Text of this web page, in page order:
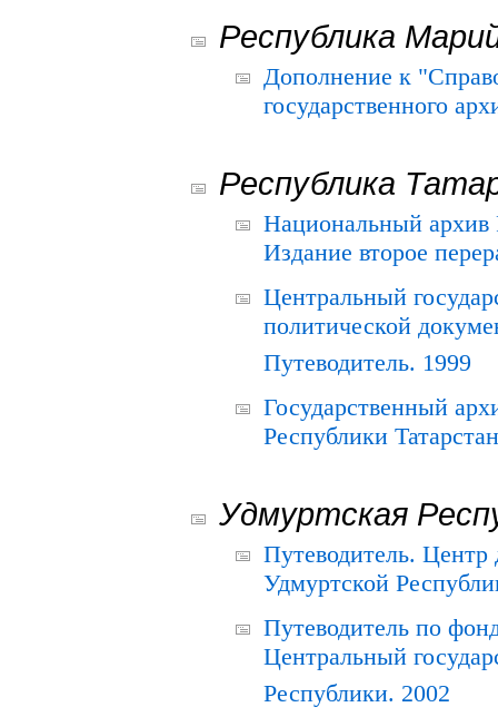
Республика
Дополнение к
государственного
Республика
Национальный архив
Издание второе
Центральный
политической
Путеводитель. 1999
Государственный
Республики
Удмуртская
Путеводитель.
Удмуртской
Путеводитель по
Центральный
Республики. 2002